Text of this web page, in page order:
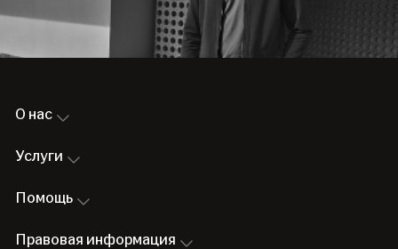
О нас
Услуги
Помощь
Правовая информация